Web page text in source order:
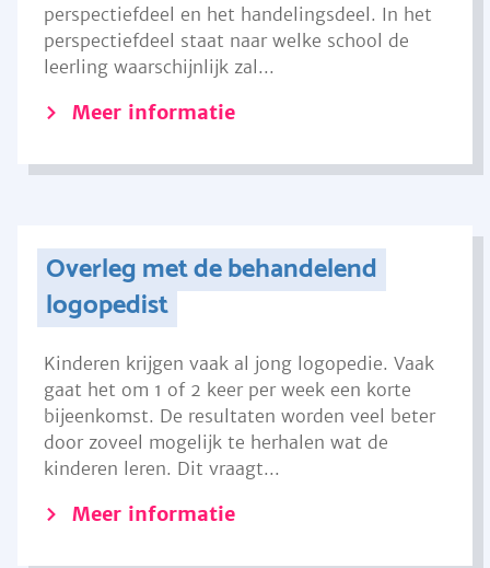
perspectiefdeel en het handelingsdeel. In het
perspectiefdeel staat naar welke school de
leerling waarschijnlijk zal...
Meer informatie
Overleg met de behandelend
logopedist
Kinderen krijgen vaak al jong logopedie. Vaak
gaat het om 1 of 2 keer per week een korte
bijeenkomst. De resultaten worden veel beter
door zoveel mogelijk te herhalen wat de
kinderen leren. Dit vraagt...
Meer informatie